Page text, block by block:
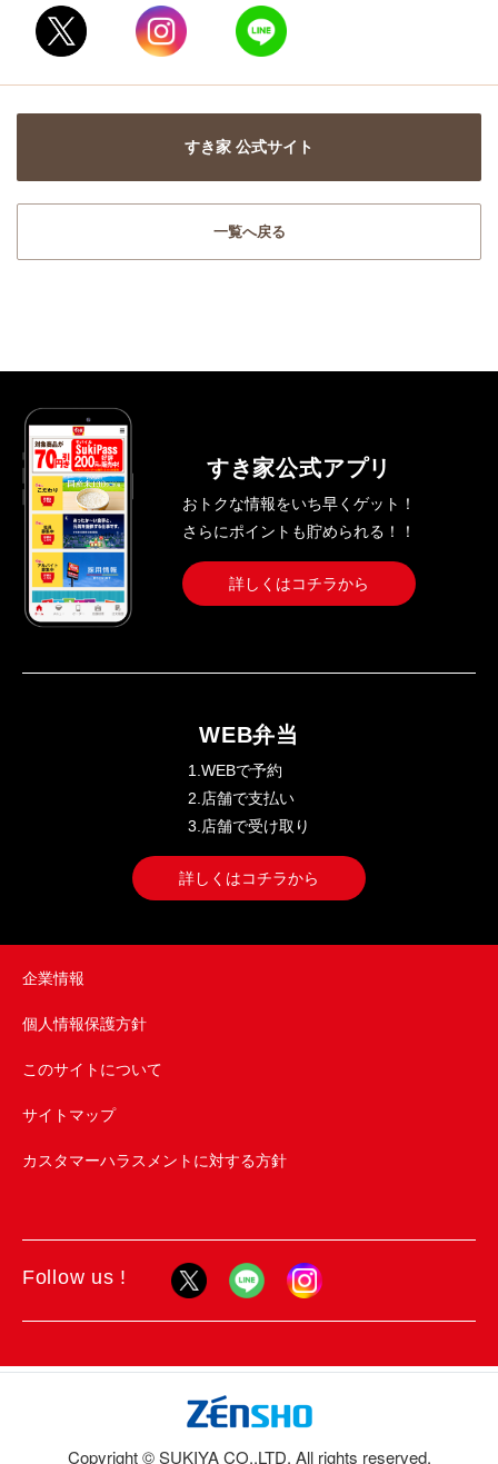
すき家 公式サイト
一覧へ戻る
すき家公式アプリ
おトクな情報をいち早くゲット！
さらにポイントも貯められる！！
詳しくはコチラから
WEB弁当
1.WEBで予約
2.店舗で支払い
3.店舗で受け取り
詳しくはコチラから
企業情報
個人情報保護方針
このサイトについて
サイトマップ
カスタマーハラスメントに対する方針
Follow us !
Copyright © SUKIYA CO.,LTD. All rights reserved.